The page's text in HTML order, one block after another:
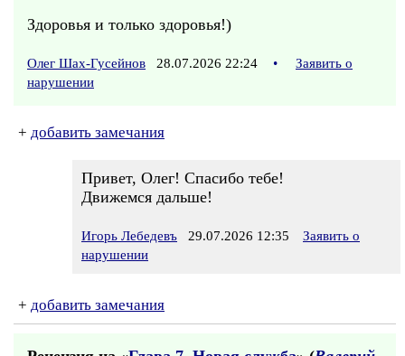
Здоровья и только здоровья!)
Олег Шах-Гусейнов 28.07.2026 22:24 •
Заявить о
нарушении
+ добавить замечания
Привет, Олег! Спасибо тебе!
Движемся дальше!
Игорь Лебедевъ 29.07.2026 12:35
Заявить о
нарушении
+ добавить замечания